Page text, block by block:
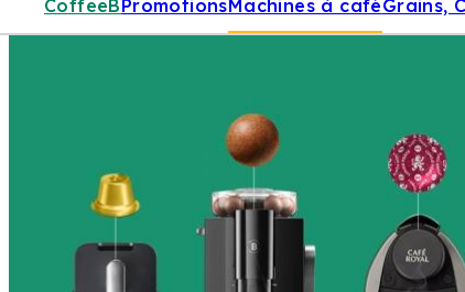
CoffeeBPromotionsMachines à caféGrains,